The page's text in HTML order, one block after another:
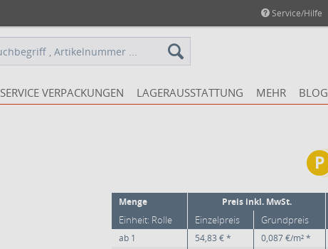
Service/Hilfe
SERVICE VERPACKUNGEN LAGERAUSSTATTUNG MEHR BLOG
Menge Preis inkl. MwSt.
Einheit: Rolle Einzelpreis Grundpreis
ab 1 54,83 € * 0,087 €/m² *
P